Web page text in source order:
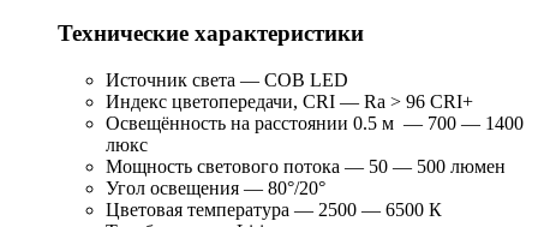
Технические характеристики
Источник света — COB LED
Индекс цветопередачи, CRI — Ra > 96 CRI+
Освещённость на расстоянии 0.5 м — 700 — 1400
люкс
Мощность светового потока — 50 — 500 люмен
Угол освещения — 80°/20°
Цветовая температура — 2500 — 6500 К